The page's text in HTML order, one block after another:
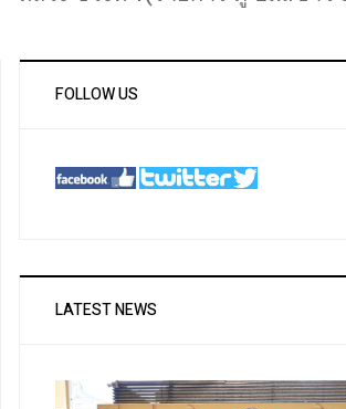
FOLLOW US
LATEST NEWS